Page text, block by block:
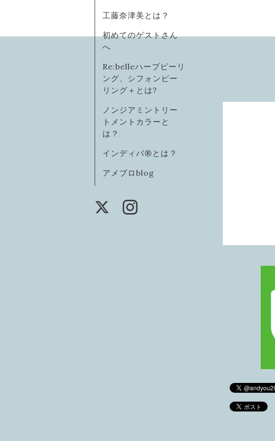
工藤奈津美とは？
初めてのゲストさん
へ
Re:belleハーブピーリ
ング、シフォンピー
リング＋とは?
ノンジアミントリー
トメントカラーと
は？
インディバ®️とは？
アメブロblog